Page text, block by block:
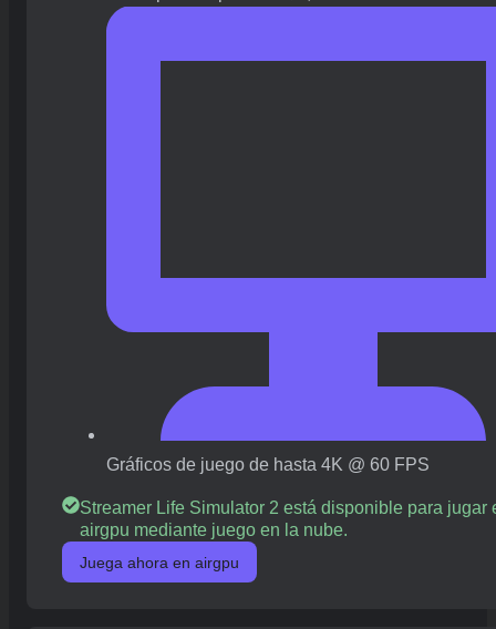
Gráficos de juego de hasta 4K @ 60 FPS
Streamer Life Simulator 2 está disponible para jugar
airgpu mediante juego en la nube.
Juega ahora en airgpu